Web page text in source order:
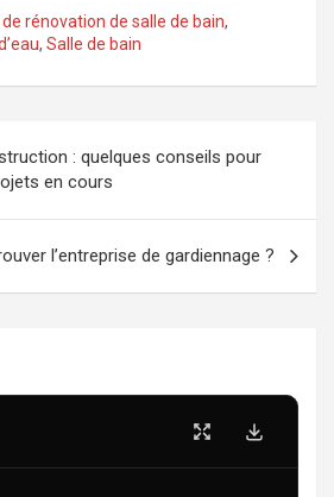
rénovation de salle de bain,
, Salle de bain
: quelques conseils pour
en cours
l’entreprise de gardiennage ?